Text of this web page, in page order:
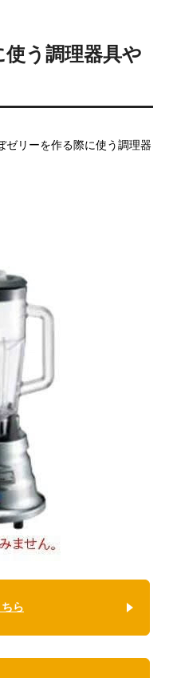
う調理器具や
ゼリーを作る際に使う調理器
ら